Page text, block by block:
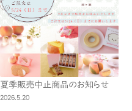
夏季販売中止商品のお知らせ
2026.5.20